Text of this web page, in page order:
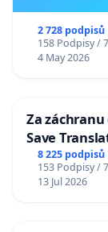
2 728 podpisů
158 Podpisy /
4 May 2026
Za
Save
Charles
8 225 podpisů
153 Podpisy /
13 Jul 2026